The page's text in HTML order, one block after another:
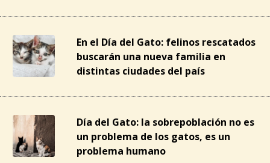
En el Día del Gato: felinos rescatados
buscarán una nueva familia en
distintas ciudades del país
Día del Gato: la sobrepoblación no es
un problema de los gatos, es un
problema humano